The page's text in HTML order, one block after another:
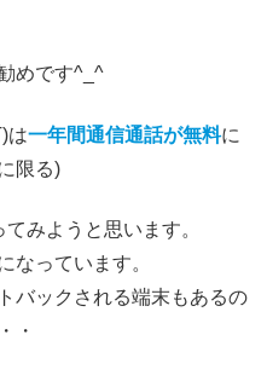
めです^_^
は一年間通信通話が無料に
限る)
みようと思います。
なっています。
バックされる端末もあるの
・